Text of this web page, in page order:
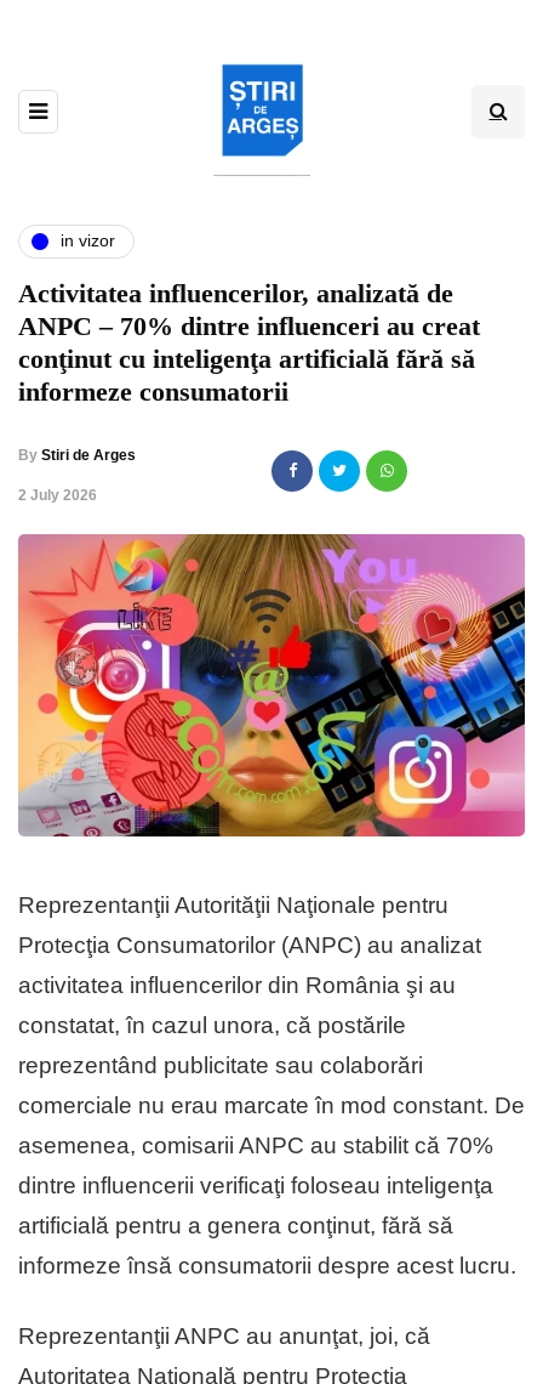
in vizor
Activitatea influencerilor, analizată de
ANPC – 70% dintre influenceri au creat
conţinut cu inteligenţa artificială fără să
informeze consumatorii
By Stiri de Arges
,2 July 2026
Reprezentanţii Autorităţii Naţionale pentru
Protecţia Consumatorilor (ANPC) au analizat
activitatea influencerilor din România şi au
constatat, în cazul unora, că postările
reprezentând publicitate sau colaborări
comerciale nu erau marcate în mod constant. De
asemenea, comisarii ANPC au stabilit că 70%
dintre influencerii verificaţi foloseau inteligenţa
artificială pentru a genera conţinut, fără să
informeze însă consumatorii despre acest lucru.
Reprezentanţii ANPC au anunţat, joi, că
Autoritatea Naţională pentru Protecţia